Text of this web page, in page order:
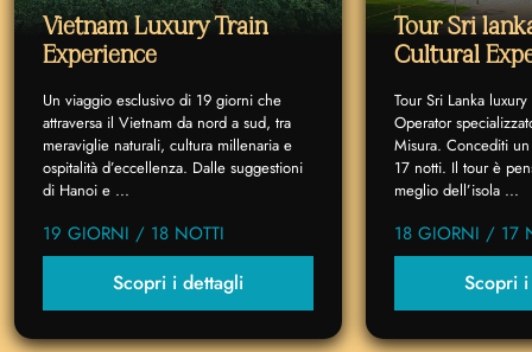
Vietnam Luxury Train
Experience
Un viaggio esclusivo di 19 giorni che
attraversa il Vietnam da nord a sud, tra
meraviglie naturali, cultura millenaria e
ospitalità d’eccellenza. Dalle suggestioni
di Hanoi e ...
19 GIORNI / 18 NOTTI
Scopri i dettagli
Tour Sri
Cultural
Tour Sri Lanka
Operator
Misura. Concediti
17 notti. Il tour è
meglio dell’isola ...
18 GIORNI / 17
Scopri